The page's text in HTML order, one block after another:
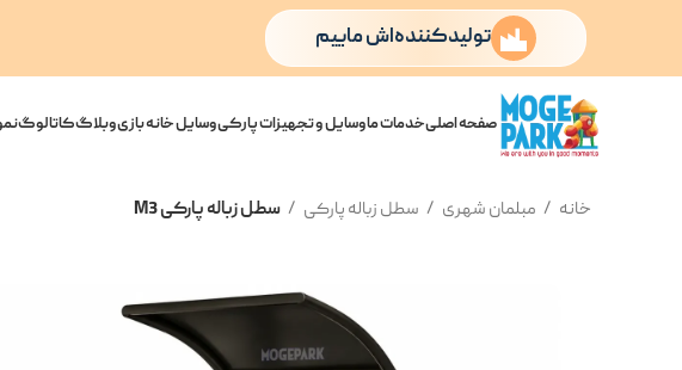
تولیدکننده‌اش ماییم
صفحه اصلیخدمات ماوسایل و تجهیزات پارکیوسایل خانه بازیوبلاگکاتالوگ
خانه مبلمان شهری سطل زباله پارکی سطل زباله پارکی M3